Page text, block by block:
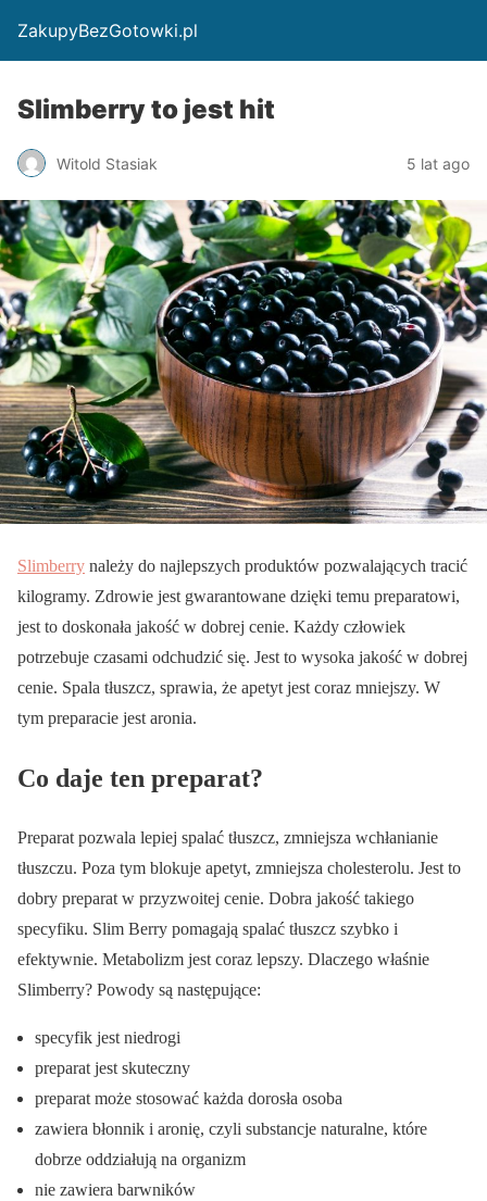
ZakupyBezGotowki.pl
Slimberry to jest hit
Witold Stasiak 5 lat ago
Slimberry należy do najlepszych produktów pozwalających tracić
kilogramy. Zdrowie jest gwarantowane dzięki temu preparatowi,
jest to doskonała jakość w dobrej cenie. Każdy człowiek
potrzebuje czasami odchudzić się. Jest to wysoka jakość w dobrej
cenie. Spala tłuszcz, sprawia, że apetyt jest coraz mniejszy. W
tym preparacie jest aronia.
Co daje ten preparat?
Preparat pozwala lepiej spalać tłuszcz, zmniejsza wchłanianie
tłuszczu. Poza tym blokuje apetyt, zmniejsza cholesterolu. Jest to
dobry preparat w przyzwoitej cenie. Dobra jakość takiego
specyfiku. Slim Berry pomagają spalać tłuszcz szybko i
efektywnie. Metabolizm jest coraz lepszy. Dlaczego właśnie
Slimberry? Powody są następujące:
specyfik jest niedrogi
preparat jest skuteczny
preparat może stosować każda dorosła osoba
zawiera błonnik i aronię, czyli substancje naturalne, które
dobrze oddziałują na organizm
nie zawiera barwników